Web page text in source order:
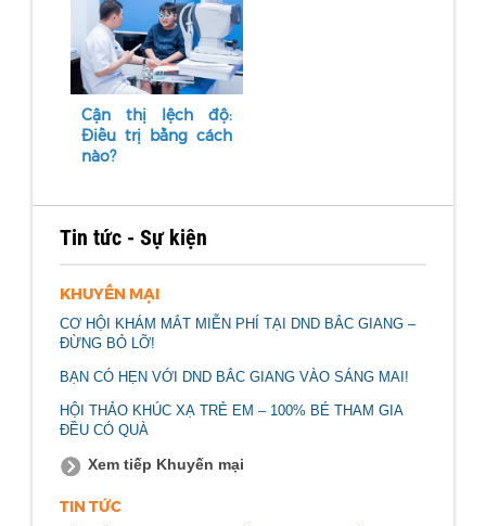
Cận thị lệch độ:
Điều trị bằng cách
nào?
Tin tức - Sự kiện
KHUYẾN MẠI
CƠ HỘI KHÁM MẮT MIỄN PHÍ TẠI DND BẮC GIANG –
ĐỪNG BỎ LỠ!
BẠN CÓ HẸN VỚI DND BẮC GIANG VÀO SÁNG MAI!
HỘI THẢO KHÚC XẠ TRẺ EM – 100% BÉ THAM GIA
ĐỀU CÓ QUÀ
Xem tiếp Khuyến mại
TIN TỨC